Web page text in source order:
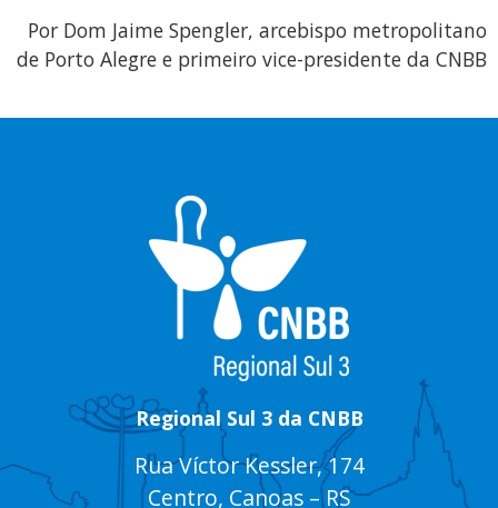
Por Dom Jaime Spengler, arcebispo metropolitano
de Porto Alegre e primeiro vice-presidente da CNBB
Regional Sul 3 da CNBB
Rua Víctor Kessler, 174
Centro, Canoas – RS